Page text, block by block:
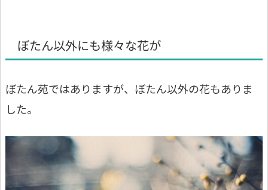
ぼたん以外にも様々な花が
ぼたん苑ではありますが、ぼたん以外の花もありま
した。